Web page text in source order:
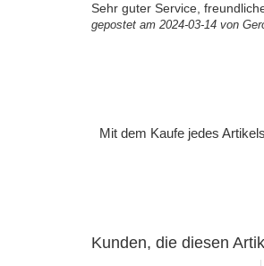
Sehr guter Service,
gepostet am 2024-03-14 von
Mit dem Kaufe jedes
Kunden, die diesen